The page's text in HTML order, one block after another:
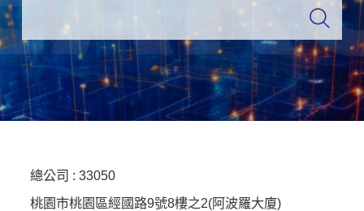
總公司 : 33050
桃園市桃園區經國路9號8樓之2(阿波羅大廈)